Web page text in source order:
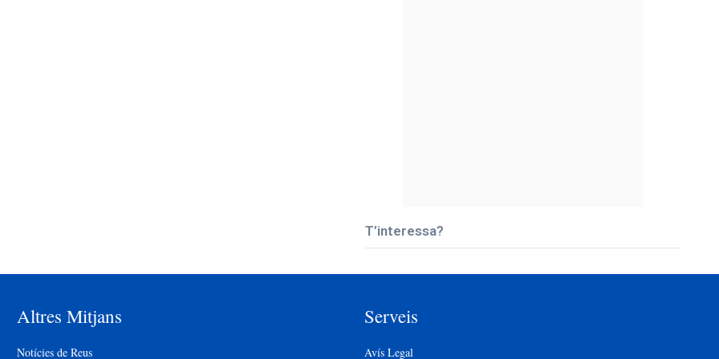
T’interessa?
Altres Mitjans
Notícies de Reus
Serveis
Avís Legal